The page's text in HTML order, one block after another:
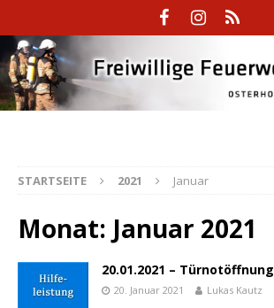
STARTSEITE 2021 Januar
Monat: Januar 2021
20.01.2021 – Türnotöffnung
20. Januar 2021 Lukas Kautz